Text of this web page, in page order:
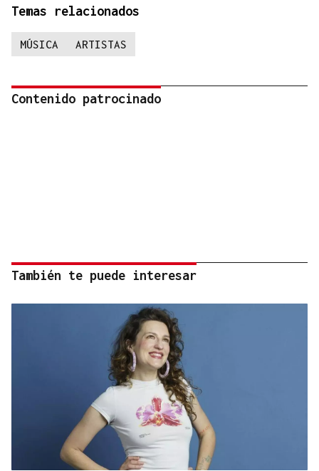
Temas relacionados
MÚSICA ARTISTAS
Contenido patrocinado
También te puede interesar